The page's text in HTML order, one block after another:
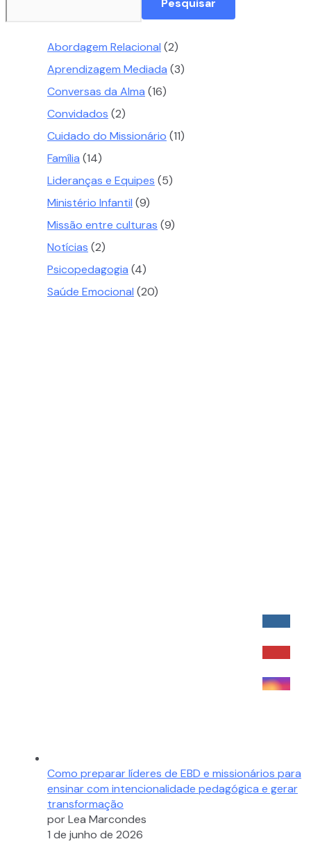
Pesquisar
Abordagem Relacional (2)
Aprendizagem Mediada (3)
Conversas da Alma (16)
Convidados (2)
Cuidado do Missionário (11)
Família (14)
Lideranças e Equipes (5)
Ministério Infantil (9)
Missão entre culturas (9)
Notícias (2)
Psicopedagogia (4)
Saúde Emocional (20)
Como preparar líderes de EBD e missionários para
ensinar com intencionalidade pedagógica e gerar
transformação
por Lea Marcondes
1 de junho de 2026